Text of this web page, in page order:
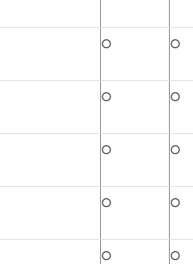
○ ○
○ ○
○ ○
○ ○
○ ○